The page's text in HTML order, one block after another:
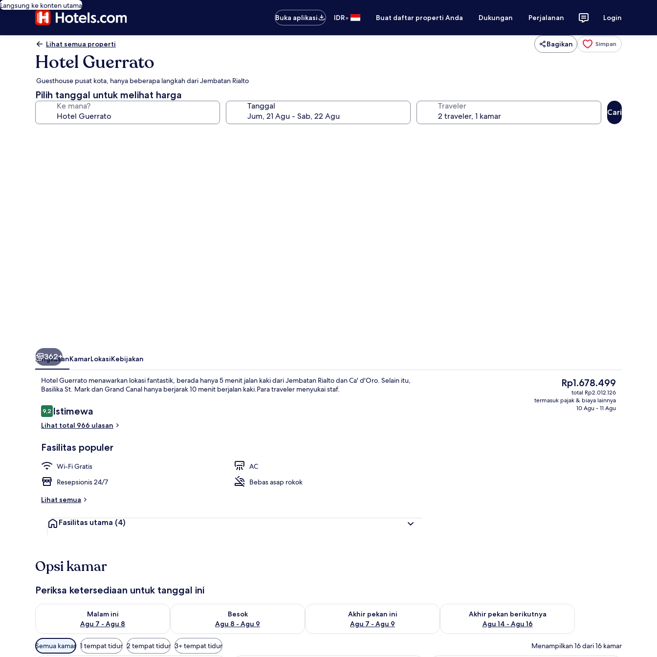
Langsung ke konten utama
Buka aplikasi
IDR• Buat daftar properti Anda Dukungan Perjalanan Login
Lihat semua properti Bagikan Simpan
Hotel Guerrato
Guesthouse pusat kota, hanya beberapa langkah dari Jembatan Rialto
Pilih tanggal untuk melihat harga
Ke mana? Tanggal Traveler
Cari
Bagian depan properti
362+
RingkasanKamarLokasiKebijakan
Hotel Guerrato menawarkan lokasi fantastik, berada hanya 5 menit jalan kaki dari Jembatan Rialto dan Ca' d'Oro. Selain itu,
Basilika St. Mark dan Grand Canal hanya berjarak 10 menit berjalan kaki.Para traveler menyukai staf.
Ulasan
9,29,2 dari 10
Istimewa
Lihat total 966 ulasan
Fasilitas populer
Wi-Fi Gratis
AC
Resepsionis 24/7
Bebas asap rokok
Lihat semua
Fasilitas utama (4)
Harga
saat
ini
Rp1.678.499
Rp1.678.499
total Rp2.012.126
termasuk pajak & biaya lainnya
10 Agu - 11 Agu
Opsi kamar
Periksa ketersediaan untuk tanggal ini
Malam ini
Agu 7 - Agu 8
Periksa ketersediaan untuk malam ini Agu 7 - Agu 8
Besok
Agu 8 - Agu 9
Periksa ketersediaan untuk besok Agu 8 - Agu 9
Akhir pekan ini
Agu 7 - Agu 9
Periksa ketersediaan untuk akhir pekan ini Agu 7 - Agu 9
Akhir pekan berikutnya
Agu 14 - Agu 16
Periksa ketersediaan untuk akhir pekan berikutnya Agu 14 -
Filter
tersedia
Semua kamar 1 tempat tidur 2 tempat tidur 3+ tempat tidur Menampilkan 16 dari 16 kamar